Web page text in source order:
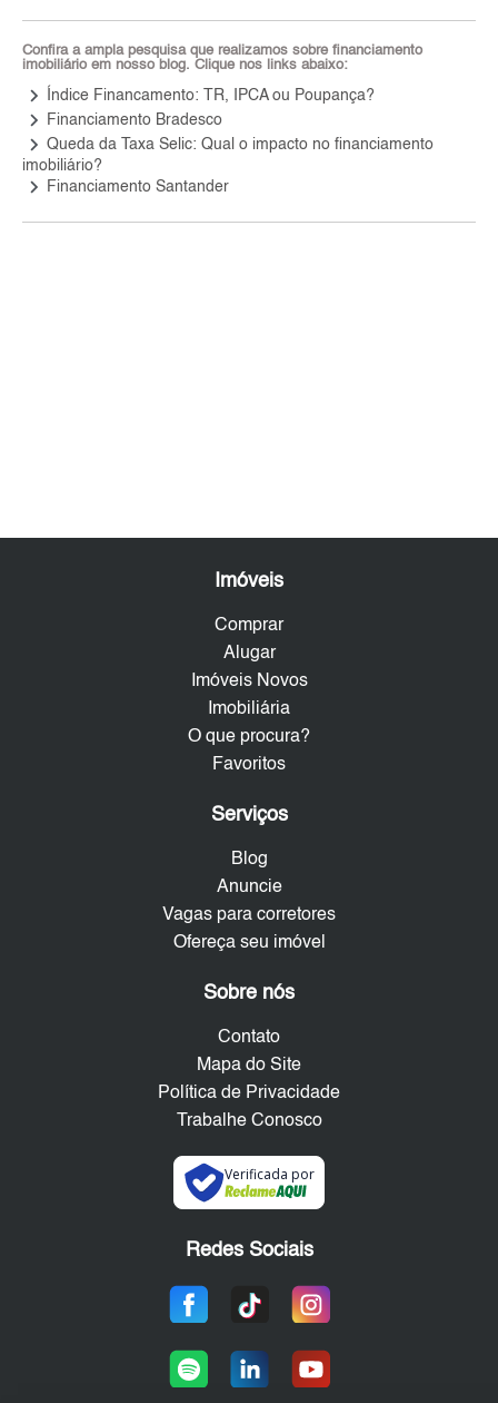
Confira a ampla pesquisa que realizamos sobre financiamento
imobiliário em nosso blog. Clique nos links abaixo:
keyboard_arrow_right Índice Financamento: TR, IPCA ou Poupança?
keyboard_arrow_right Financiamento Bradesco
keyboard_arrow_right Queda da Taxa Selic: Qual o impacto no financiamento
imobiliário?
keyboard_arrow_right Financiamento Santander
Imóveis
Comprar
Alugar
Imóveis Novos
Imobiliária
O que procura?
Favoritos
Serviços
Blog
Anuncie
Vagas para corretores
Ofereça seu imóvel
Sobre nós
Contato
Mapa do Site
Política de Privacidade
Trabalhe Conosco
Verificada por
Redes Sociais